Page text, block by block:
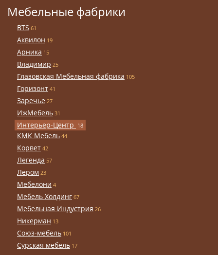
Мебельные фабрики
BTS 61
Аквилон 19
Арника 15
Владимир 25
Глазовская Мебельная фабрика 105
Горизонт 41
Заречье 27
ИжМебель 31
Интерьер-Центр 18
КМК Мебель 44
Корвет 42
Легенда 57
Лером 23
Мебелони 4
Мебель Холдинг 67
Мебельная Индустрия 26
Никерман 13
Союз-мебель 101
Сурская мебель 17